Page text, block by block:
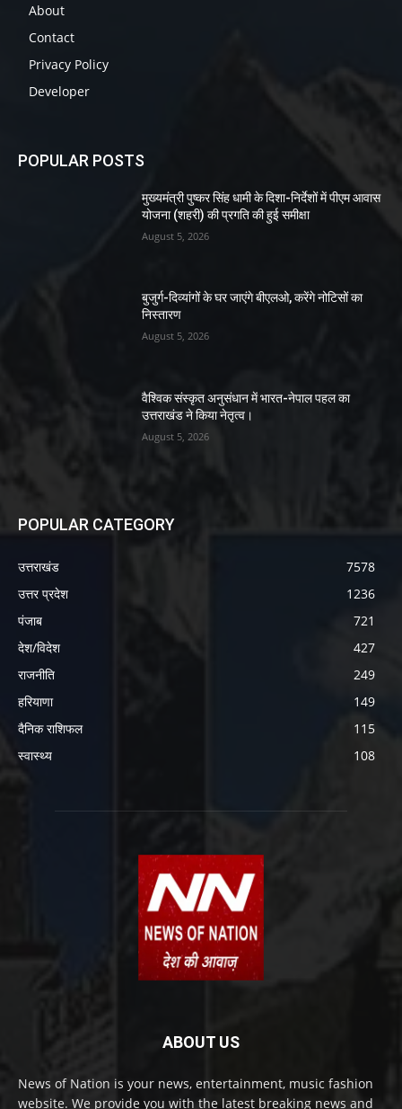
About
Contact
Privacy Policy
Developer
POPULAR POSTS
मुख्यमंत्री पुष्कर सिंह धामी के दिशा-निर्देशों में पीएम आवास
योजना (शहरी) की प्रगति की हुई समीक्षा
August 5, 2026
बुजुर्ग-दिव्यांगों के घर जाएंगे बीएलओ, करेंगे नोटिसों का
निस्तारण
August 5, 2026
वैश्विक संस्कृत अनुसंधान में भारत-नेपाल पहल का
उत्तराखंड ने किया नेतृत्व।
August 5, 2026
POPULAR CATEGORY
उत्तराखंड
7578
उत्तर प्रदेश
1236
पंजाब
721
देश/विदेश
427
राजनीति
249
हरियाणा
149
दैनिक राशिफल
115
स्वास्थ्य
108
ABOUT US
News of Nation is your news, entertainment, music fashion
website. We provide you with the latest breaking news and